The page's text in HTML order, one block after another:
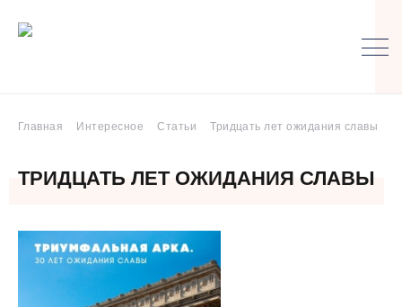
Главная Интересное Статьи Тридцать лет ожидания славы
ТРИДЦАТЬ ЛЕТ ОЖИДАНИЯ СЛАВЫ